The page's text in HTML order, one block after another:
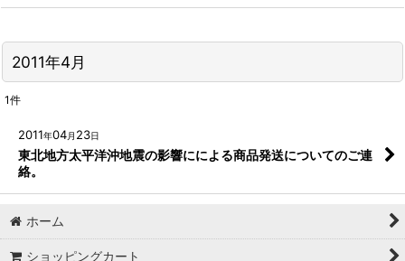
2011年4月
1件
2011年04月 23日
東北地方太平洋沖地震の影響にによる商品発送についてのご連
絡。
ホーム
ショッピングカート